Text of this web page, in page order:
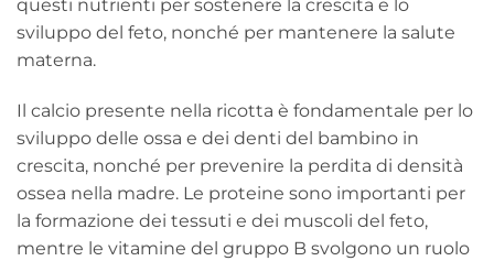
questi nutrienti per sostenere la crescita e lo
sviluppo del feto, nonché per mantenere la salute
materna.
Il calcio presente nella ricotta è fondamentale per lo
sviluppo delle ossa e dei denti del bambino in
crescita, nonché per prevenire la perdita di densità
ossea nella madre. Le proteine sono importanti per
la formazione dei tessuti e dei muscoli del feto,
mentre le vitamine del gruppo B svolgono un ruolo